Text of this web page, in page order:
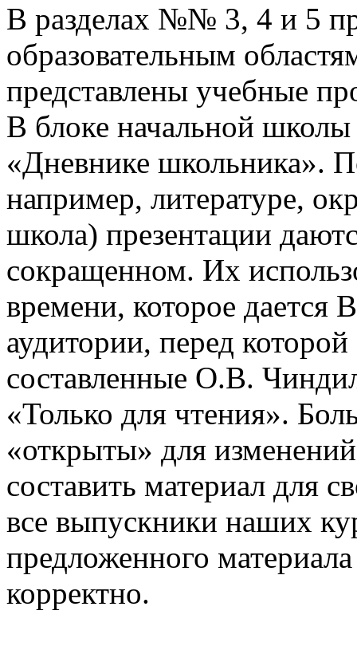
В разделах №№ 3, 4 и 5
образовательным
представлены учебные
В блоке начальной
«Дневнике школьника».
например, литературе,
школа) презентации
сокращенном. Их
времени, которое дается
аудитории, перед
составленные О.В.
«Только для чтения».
«открыты» для
составить материал для
все выпускники наших
предложенного
корректно.